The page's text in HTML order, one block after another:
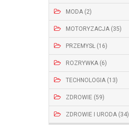
MODA (2)
MOTORYZACJA (35)
PRZEMYSŁ (16)
ROZRYWKA (6)
TECHNOLOGIA (13)
ZDROWIE (59)
ZDROWIE I URODA (34)